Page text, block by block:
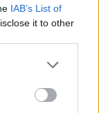
IAB’s List of
it to other
more Google
may click to
party tags to
maszkot!
venne el